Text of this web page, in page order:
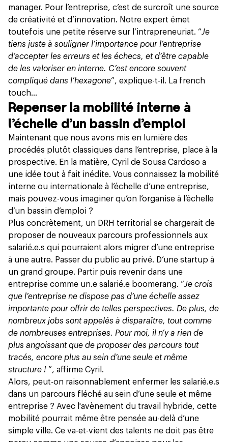
manager. Pour l’entreprise, c’est de surcroît une source
de créativité et d’innovation. Notre expert émet
toutefois une petite réserve sur l’intrapreneuriat. “Je
tiens juste à souligner l’importance pour l’entreprise
d’accepter les erreurs et les échecs, et d’être capable
de les valoriser en interne. C’est encore souvent
compliqué dans l’hexagone”, explique-t-il. La french
touch…
Repenser la mobilité interne à
l’échelle d’un bassin d’emploi
Maintenant que nous avons mis en lumière des
procédés plutôt classiques dans l’entreprise, place à la
prospective. En la matière, Cyril de Sousa Cardoso a
une idée tout à fait inédite. Vous connaissez la mobilité
interne ou internationale à l’échelle d’une entreprise,
mais pouvez-vous imaginer qu’on l’organise à l’échelle
d’un bassin d’emploi ?
Plus concrètement, un DRH territorial se chargerait de
proposer de nouveaux parcours professionnels aux
salarié.e.s qui pourraient alors migrer d’une entreprise
à une autre. Passer du public au privé. D’une startup à
un grand groupe. Partir puis revenir dans une
entreprise comme un.e salarié.e boomerang. “Je crois
que l’entreprise ne dispose pas d’une échelle assez
importante pour offrir de telles perspectives. De plus, de
nombreux jobs sont appelés à disparaître, tout comme
de nombreuses entreprises. Pour moi, il n’y a rien de
plus angoissant que de proposer des parcours tout
tracés, encore plus au sein d’une seule et même
structure ! ”, affirme Cyril.
Alors, peut-on raisonnablement enfermer les salarié.e.s
dans un parcours fléché au sein d’une seule et même
entreprise ? Avec l'avènement du travail hybride, cette
mobilité pourrait même être pensée au-delà d’une
simple ville. Ce va-et-vient des talents ne doit pas être